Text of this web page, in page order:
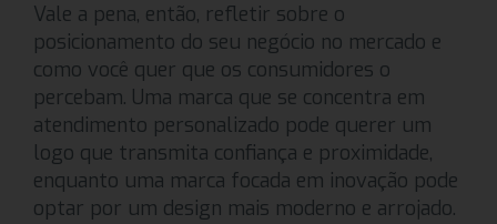
Vale a pena, então, refletir sobre o
posicionamento do seu negócio no mercado e
como você quer que os consumidores o
percebam. Uma marca que se concentra em
atendimento personalizado pode querer um
logo que transmita confiança e proximidade,
enquanto uma marca focada em inovação pode
optar por um design mais moderno e arrojado.